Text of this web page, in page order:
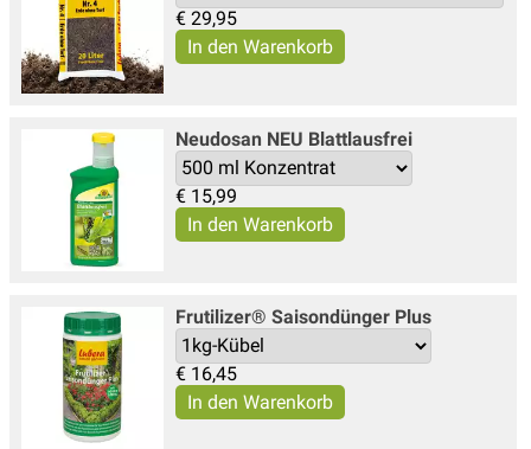
€ 29,95
Neudosan NEU Blattlausfrei
€ 15,99
Frutilizer® Saisondünger Plus
€ 16,45